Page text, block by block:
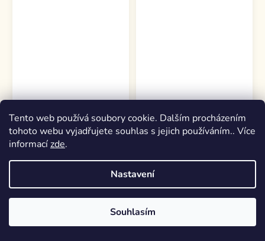
Tento web používá soubory cookie. Dalším procházením
tohoto webu vyjadřujete souhlas s jejich používáním.. Více
informacízde.
Nastavení
Souhlasím
Obrázkové
Onkologie v klinické